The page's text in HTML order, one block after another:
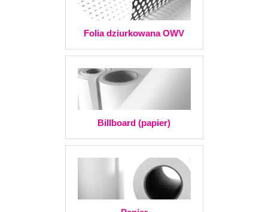
Folia dziurkowana OWV
Billboard (papier)